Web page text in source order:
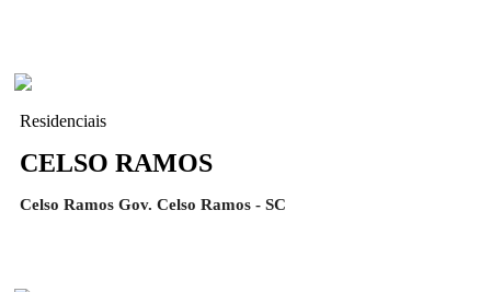
Residenciais
CELSO RAMOS
Celso Ramos Gov. Celso Ramos - SC